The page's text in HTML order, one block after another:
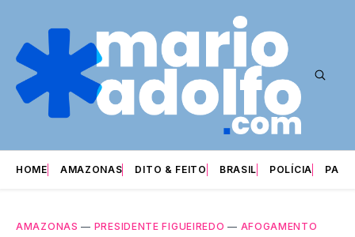
HOME AMAZONAS DITO & FEITO BRASIL POLÍCIA
AMAZONAS — PRESIDENTE FIGUEIREDO — AFOGAMENTO